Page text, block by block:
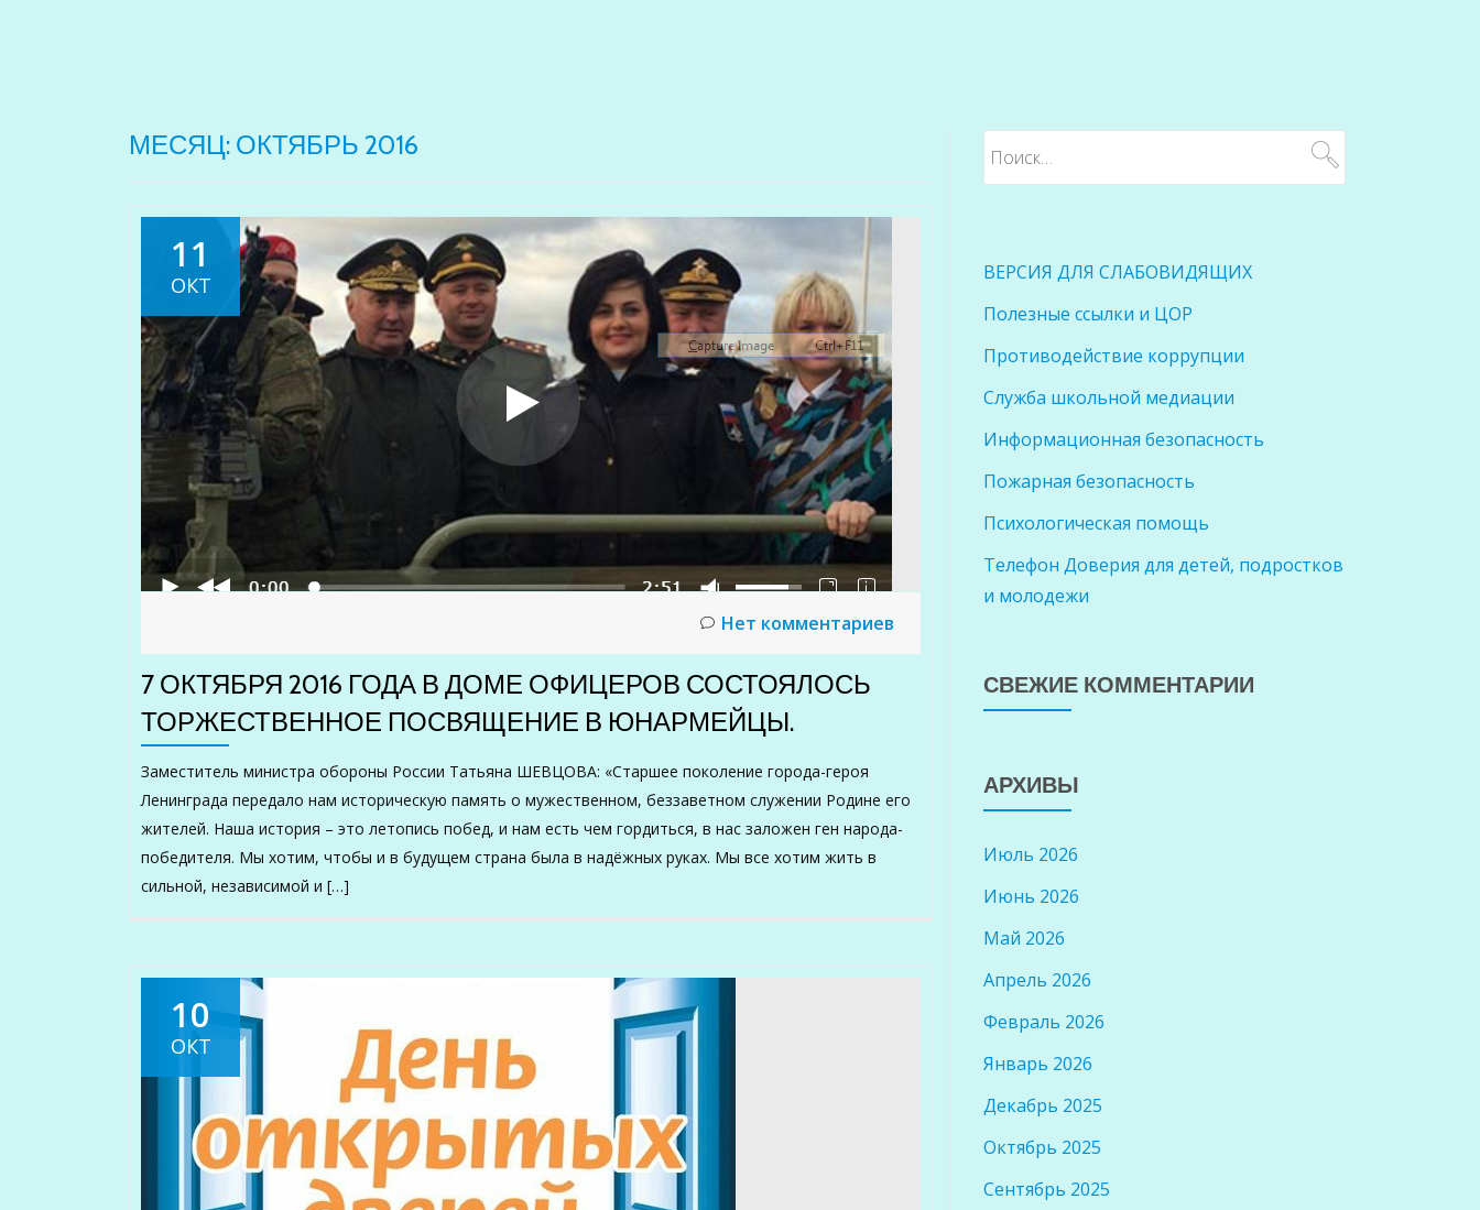
МЕСЯЦ: ОКТЯБРЬ 2016
11
ОКТ
Нет комментариев
7 ОКТЯБРЯ 2016 ГОДА В ДОМЕ ОФИЦЕРОВ СОСТОЯЛОСЬ
ТОРЖЕСТВЕННОЕ ПОСВЯЩЕНИЕ В ЮНАРМЕЙЦЫ.
Заместитель министра обороны России Татьяна ШЕВЦОВА: «Старшее поколение города-героя
Ленинграда передало нам историческую память о мужественном, беззаветном служении Родине его
жителей. Наша история – это летопись побед, и нам есть чем гордиться, в нас заложен ген народа-
победителя. Мы хотим, чтобы и в будущем страна была в надёжных руках. Мы все хотим жить в
сильной, независимой и […]
10
ОКТ
ВЕРСИЯ ДЛЯ СЛАБОВИДЯЩИХ
Полезные ссылки и ЦОР
Противодействие коррупции
Служба школьной медиации
Информационная безопасность
Пожарная безопасность
Психологическая помощь
Телефон Доверия для детей, подростков
и молодежи
СВЕЖИЕ КОММЕНТАРИИ
АРХИВЫ
Июль 2026
Июнь 2026
Май 2026
Апрель 2026
Февраль 2026
Январь 2026
Декабрь 2025
Октябрь 2025
Сентябрь 2025